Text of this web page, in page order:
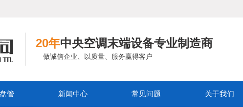
20年中央空调末端设备专业制造商
做诚信企业、以质量、服务赢得客户
管 新闻中心 常见问题 关于我们